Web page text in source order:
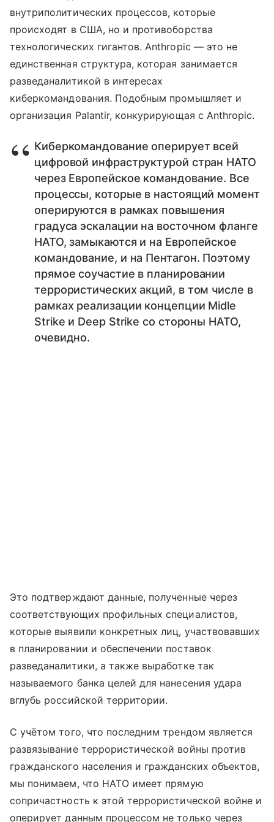
внутриполитических процессов, которые
происходят в США, но и противоборства
технологических гигантов. Anthropic — это не
единственная структура, которая занимается
разведаналитикой в интересах
киберкомандования. Подобным промышляет и
организация Palantir, конкурирующая с Anthropic.
Киберкомандование оперирует всей
цифровой инфраструктурой стран НАТО
через Европейское командование. Все
процессы, которые в настоящий момент
оперируются в рамках повышения
градуса эскалации на восточном фланге
НАТО, замыкаются и на Европейское
командование, и на Пентагон. Поэтому
прямое соучастие в планировании
террористических акций, в том числе в
рамках реализации концепции Midle
Strike и Deep Strike со стороны НАТО,
очевидно.
Это подтверждают данные, полученные через
соответствующих профильных специалистов,
которые выявили конкретных лиц, участвовавших
в планировании и обеспечении поставок
разведаналитики, а также выработке так
называемого банка целей для нанесения удара
вглубь российской территории.
С учётом того, что последним трендом является
развязывание террористической войны против
гражданского населения и гражданских объектов,
мы понимаем, что НАТО имеет прямую
сопричастность к этой террористической войне и
оперирует данным процессом не только через